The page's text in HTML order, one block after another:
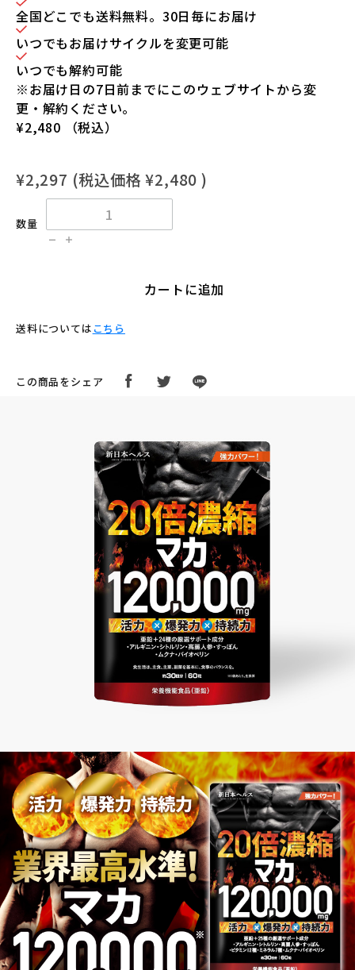
全国どこでも送料無料。30日毎にお届け
いつでもお届けサイクルを変更可能
いつでも解約可能
※お届け日の7日前までにこのウェブサイトから変
更・解約ください。
¥2,480
（税込）
¥2,297 (税込価格¥2,480 )
数量
カートに追加
送料については こちら
この商品をシェア